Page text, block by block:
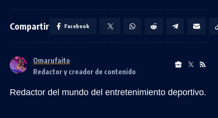
Compartir Facebook
Omarufaito
Redactor y creador de contenido
Redactor del mundo del entretenimiento deportivo.